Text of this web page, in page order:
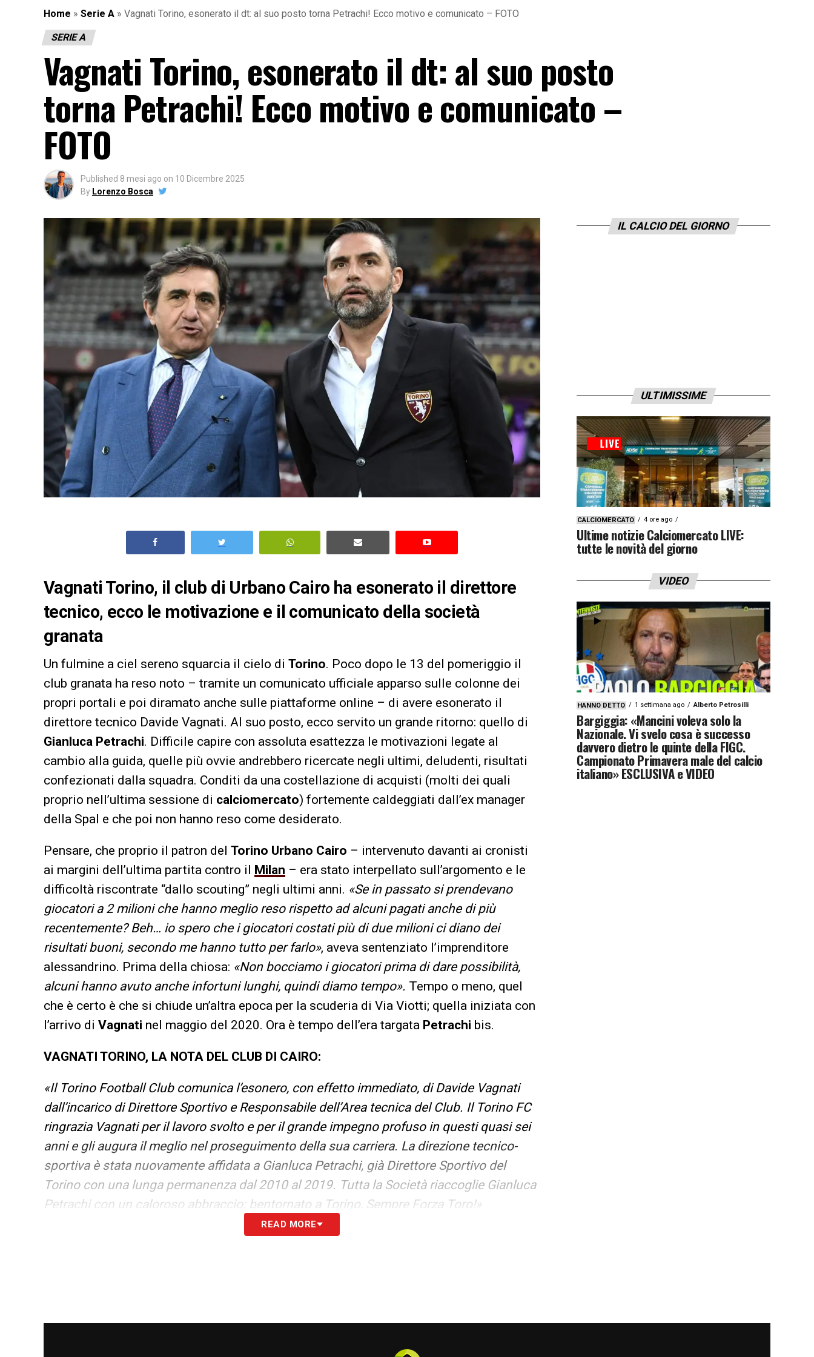
Home » Serie A » Vagnati Torino, esonerato il dt: al suo posto torna Petrachi! Ecco motivo e comunicato – FOTO
SERIE A
Vagnati Torino, esonerato il dt: al suo posto
torna Petrachi! Ecco motivo e comunicato –
FOTO
Published 8 mesi ago on 10 Dicembre 2025
By Lorenzo Bosca
Vagnati Torino, il club di Urbano Cairo ha esonerato il direttore
tecnico, ecco le motivazione e il comunicato della società
granata
Un fulmine a ciel sereno squarcia il cielo di Torino. Poco dopo le 13 del pomeriggio il
club granata ha reso noto – tramite un comunicato ufficiale apparso sulle colonne dei
propri portali e poi diramato anche sulle piattaforme online – di avere esonerato il
direttore tecnico Davide Vagnati. Al suo posto, ecco servito un grande ritorno: quello di
Gianluca Petrachi. Difficile capire con assoluta esattezza le motivazioni legate al
cambio alla guida, quelle più ovvie andrebbero ricercate negli ultimi, deludenti, risultati
confezionati dalla squadra. Conditi da una costellazione di acquisti (molti dei quali
proprio nell’ultima sessione di calciomercato) fortemente caldeggiati dall’ex manager
della Spal e che poi non hanno reso come desiderato.
Pensare, che proprio il patron del Torino Urbano Cairo – intervenuto davanti ai cronisti
ai margini dell’ultima partita contro il Milan – era stato interpellato sull’argomento e le
difficoltà riscontrate “dallo scouting” negli ultimi anni. «Se in passato si prendevano
giocatori a 2 milioni che hanno meglio reso rispetto ad alcuni pagati anche di più
recentemente? Beh… io spero che i giocatori costati più di due milioni ci diano dei
risultati buoni, secondo me hanno tutto per farlo», aveva sentenziato l’imprenditore
alessandrino. Prima della chiosa: «Non bocciamo i giocatori prima di dare possibilità,
alcuni hanno avuto anche infortuni lunghi, quindi diamo tempo». Tempo o meno, quel
che è certo è che si chiude un’altra epoca per la scuderia di Via Viotti; quella iniziata con
l’arrivo di Vagnati nel maggio del 2020. Ora è tempo dell’era targata Petrachi bis.
VAGNATI TORINO, LA NOTA DEL CLUB DI CAIRO:
«Il Torino Football Club comunica l’esonero, con effetto immediato, di Davide Vagnati
dall’incarico di Direttore Sportivo e Responsabile dell’Area tecnica del Club. Il Torino FC
ringrazia Vagnati per il lavoro svolto e per il grande impegno profuso in questi quasi sei
anni e gli augura il meglio nel proseguimento della sua carriera. La direzione tecnico-
sportiva è stata nuovamente affidata a Gianluca Petrachi, già Direttore Sportivo del
Torino con una lunga permanenza dal 2010 al 2019. Tutta la Società riaccoglie Gianluca
Petrachi con un caloroso abbraccio: bentornato a Torino, Sempre Forza Toro!»
VAGNATI TORINO, LA NOTA SOCIAL DEL CLUB:
READ MORE
IL CALCIO DEL GIORNO
ULTIMISSIME
CALCIOMERCATO 4 ore ago
Ultime notizie Calciomercato LIVE:
tutte le novità del giorno
VIDEO
HANNO DETTO 1 settimana ago Alberto Petrosilli
Bargiggia: «Mancini voleva solo la
Nazionale. Vi svelo cosa è successo
davvero dietro le quinte della FIGC.
Campionato Primavera male del calcio
italiano» ESCLUSIVA e VIDEO